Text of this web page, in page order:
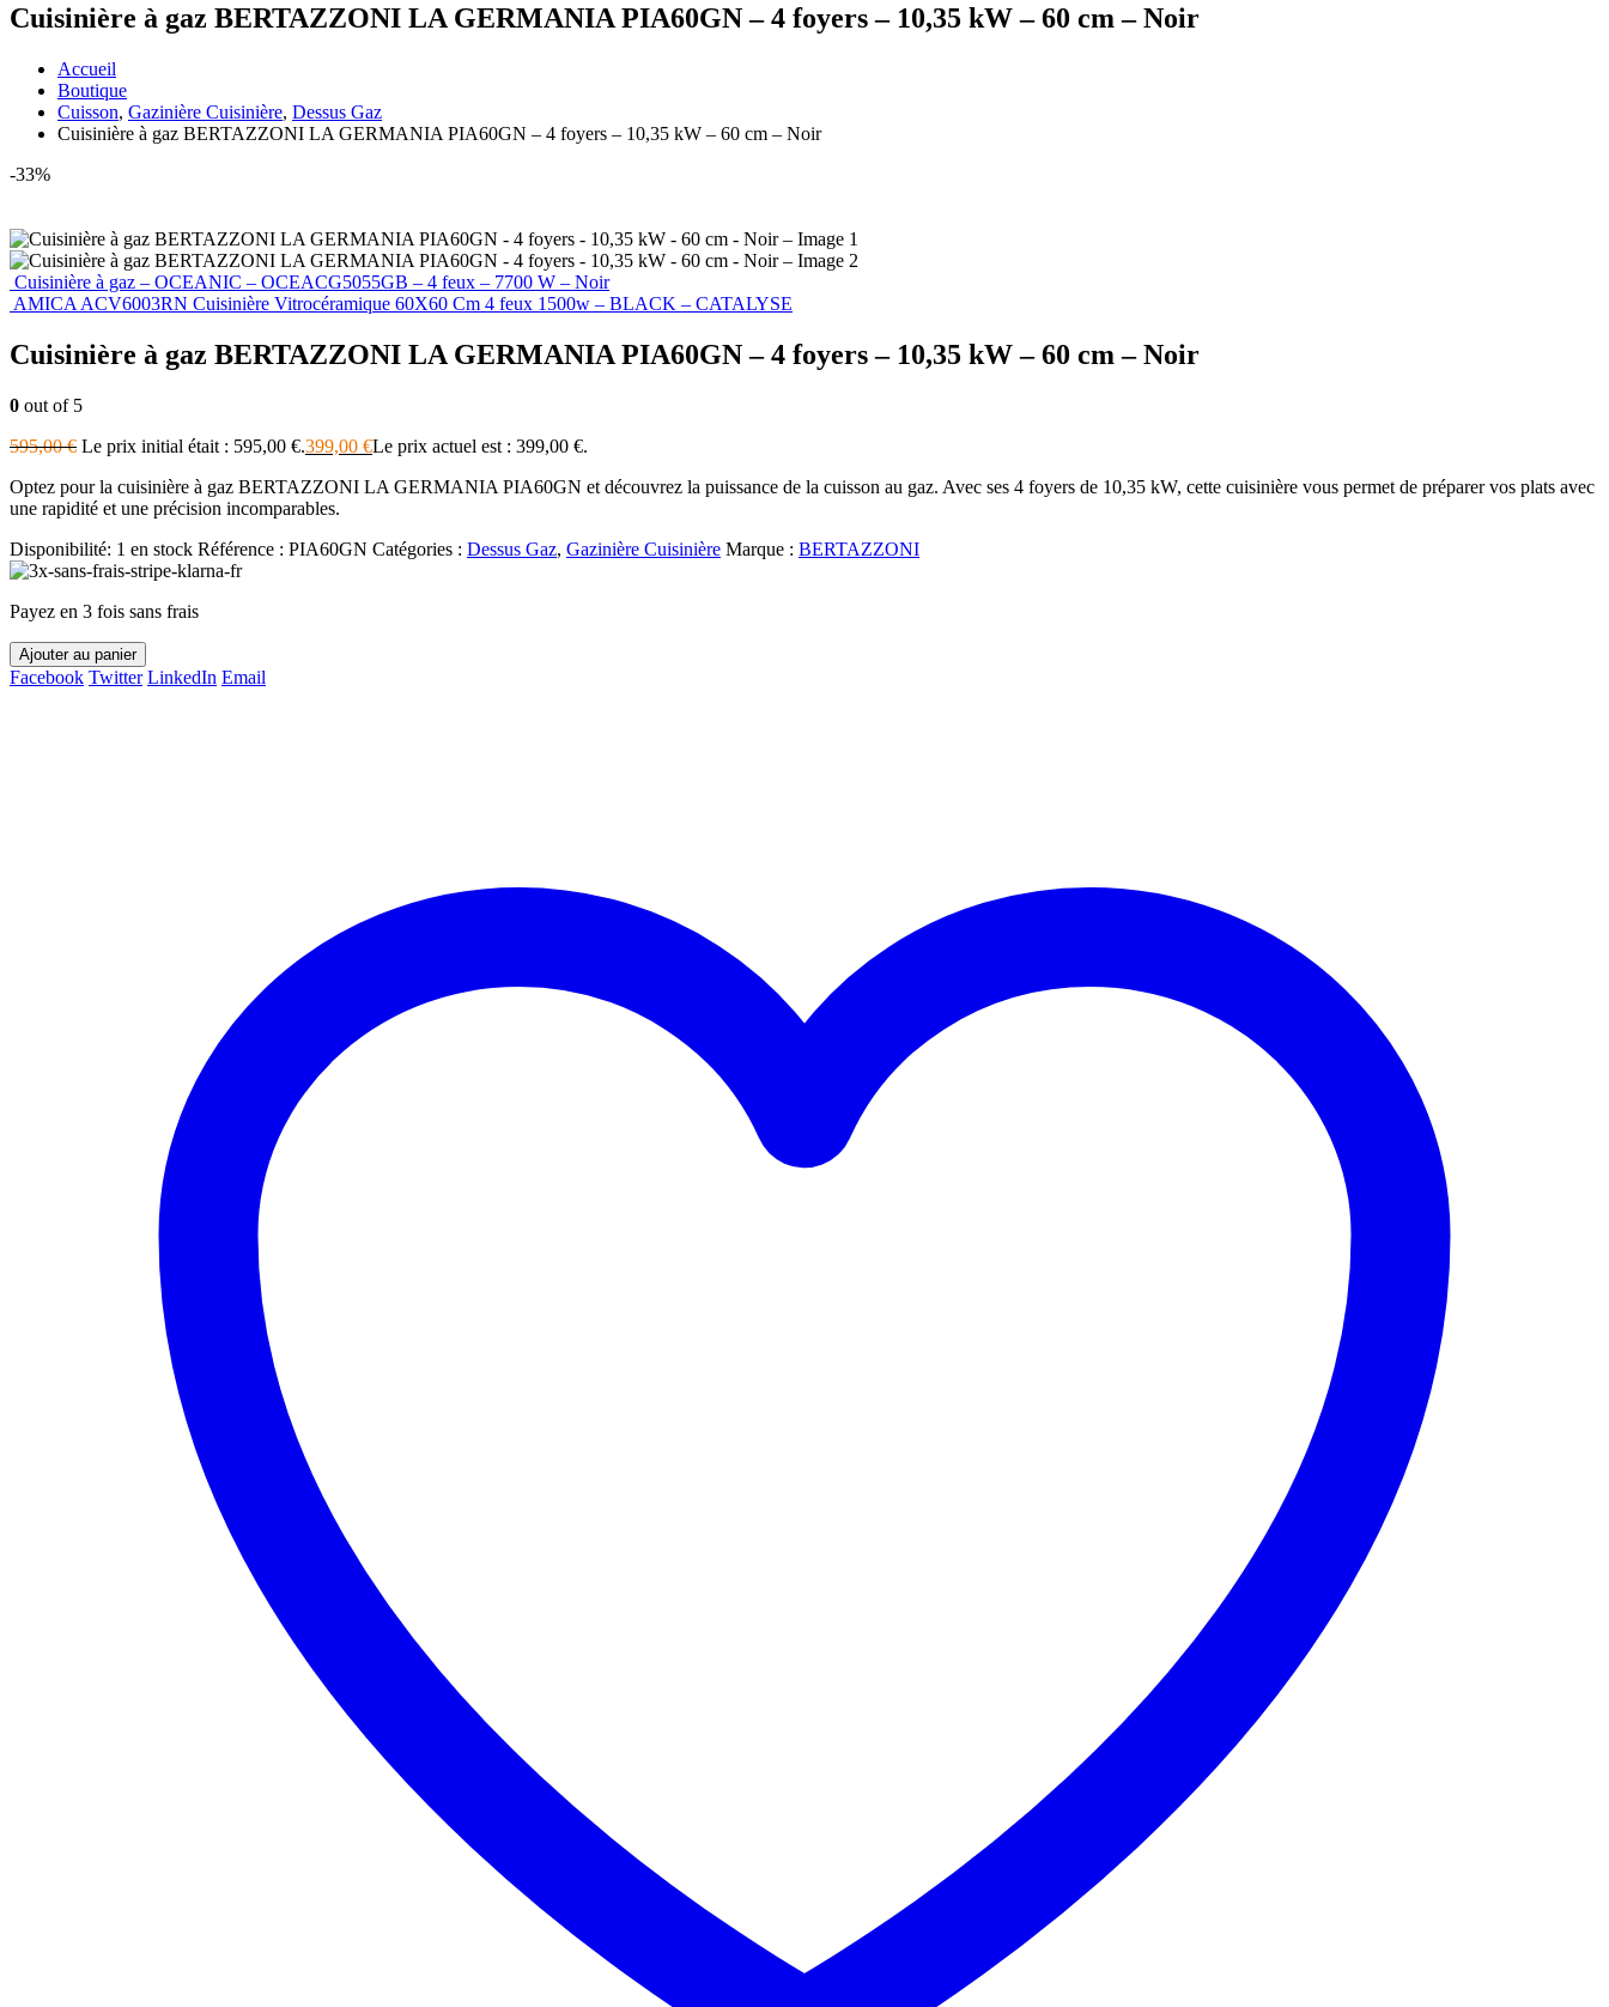
Cuisinière à gaz BERTAZZONI LA GERMANIA PIA60GN – 4 foyers – 10,35 kW – 60 cm – Noir
Accueil
Boutique
Cuisson, Gazinière Cuisinière, Dessus Gaz
Cuisinière à gaz BERTAZZONI LA GERMANIA PIA60GN – 4 foyers – 10,35 kW – 60 cm – Noir
-33%
Cuisinière à gaz – OCEANIC – OCEACG5055GB – 4 feux – 7700 W – Noir
AMICA ACV6003RN Cuisinière Vitrocéramique 60X60 Cm 4 feux 1500w – BLACK – CATALYSE
Cuisinière à gaz BERTAZZONI LA GERMANIA PIA60GN – 4 foyers – 10,35 kW – 60 cm – Noir
0 out of 5
595,00€ Le prix initial était : 595,00 €.399,00 €Le prix actuel est : 399,00 €.
Optez pour la cuisinière à gaz BERTAZZONI LA GERMANIA PIA60GN et découvrez la puissance de la cuisson au gaz. Avec ses 4 foyers de 10,35 kW, cette cuisinière vous permet de préparer vos plats avec
une rapidité et une précision incomparables.
Disponibilité: 1 en stock Référence : PIA60GN Catégories : Dessus Gaz, Gazinière Cuisinière Marque : BERTAZZONI
Payez en 3 fois sans frais
Ajouter au panier
Facebook Twitter LinkedIn Email